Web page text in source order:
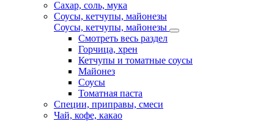
Сахар, соль, мука
Соусы, кетчупы, майонезы
Соусы, кетчупы, майонезы
Смотреть весь раздел
Горчица, хрен
Кетчупы и томатные соусы
Майонез
Соусы
Томатная паста
Специи, приправы, смеси
Чай, кофе, какао